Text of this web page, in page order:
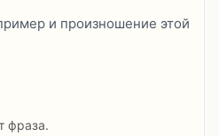
и произношение этой
фраза.